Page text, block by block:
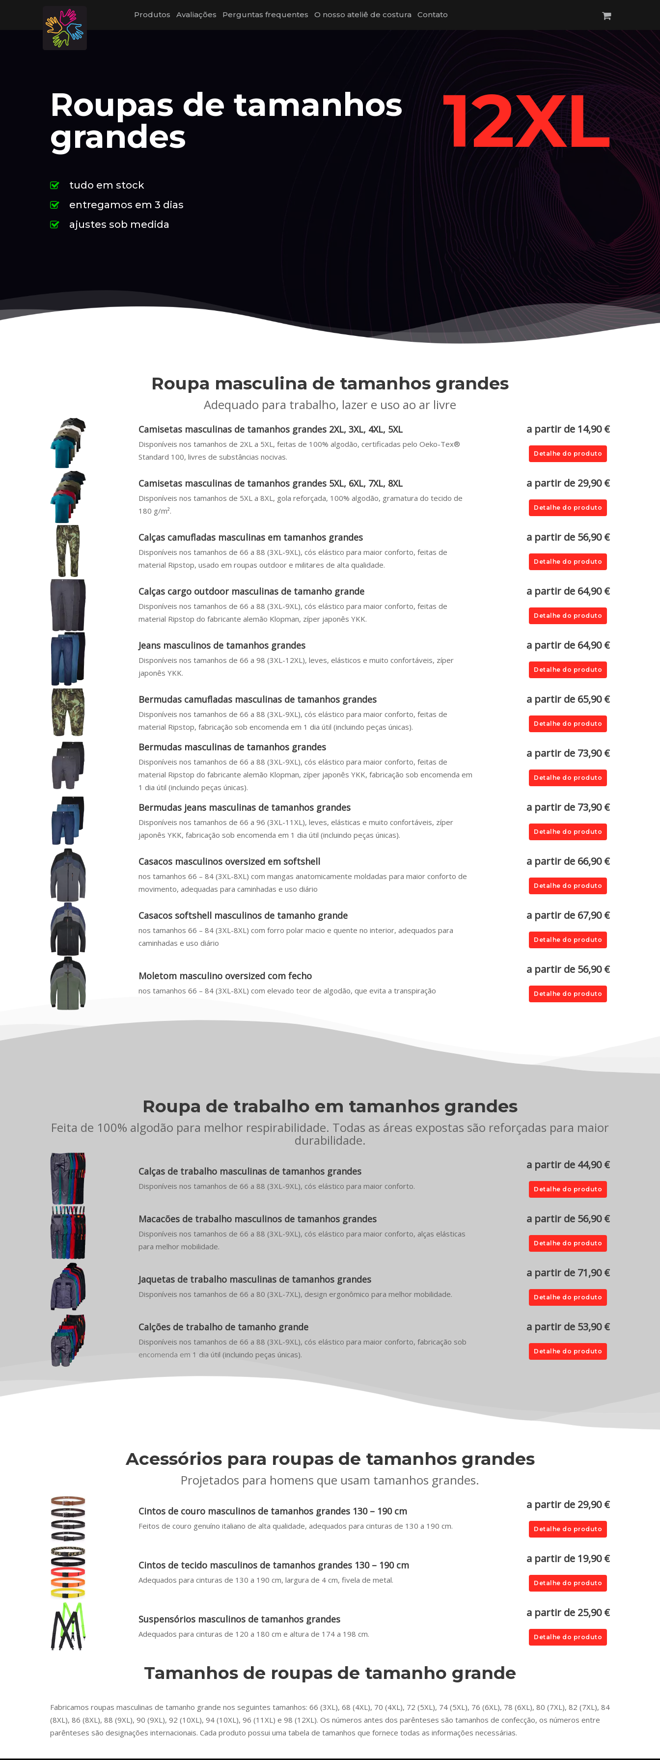
Produtos Avaliações Perguntas frequentes O nosso ateliê de costura Contato
Roupas de tamanhos
grandes
12XL
tudo em stock
entregamos em 3 dias
ajustes sob medida
Roupa masculina de tamanhos grandes
Adequado para trabalho, lazer e uso ao ar livre
Camisetas masculinas de tamanhos grandes 2XL, 3XL, 4XL, 5XL
Disponíveis nos tamanhos de 2XL a 5XL, feitas de 100% algodão, certificadas pelo Oeko-Tex®
Standard 100, livres de substâncias nocivas.
a partir de 14,90 €
Detalhe do produto
Camisetas masculinas de tamanhos grandes 5XL, 6XL, 7XL, 8XL
Disponíveis nos tamanhos de 5XL a 8XL, gola reforçada, 100% algodão, gramatura do tecido de
180 g/m².
a partir de 29,90 €
Detalhe do produto
Calças camufladas masculinas em tamanhos grandes
Disponíveis nos tamanhos de 66 a 88 (3XL-9XL), cós elástico para maior conforto, feitas de
material Ripstop, usado em roupas outdoor e militares de alta qualidade.
a partir de 56,90 €
Detalhe do produto
Calças cargo outdoor masculinas de tamanho grande
Disponíveis nos tamanhos de 66 a 88 (3XL-9XL), cós elástico para maior conforto, feitas de
material Ripstop do fabricante alemão Klopman, zíper japonês YKK.
a partir de 64,90 €
Detalhe do produto
Jeans masculinos de tamanhos grandes
Disponíveis nos tamanhos de 66 a 98 (3XL-12XL), leves, elásticos e muito confortáveis, zíper
japonês YKK.
a partir de 64,90 €
Detalhe do produto
Bermudas camufladas masculinas de tamanhos grandes
Disponíveis nos tamanhos de 66 a 88 (3XL-9XL), cós elástico para maior conforto, feitas de
material Ripstop, fabricação sob encomenda em 1 dia útil (incluindo peças únicas).
a partir de 65,90 €
Detalhe do produto
Bermudas masculinas de tamanhos grandes
Disponíveis nos tamanhos de 66 a 88 (3XL-9XL), cós elástico para maior conforto, feitas de
material Ripstop do fabricante alemão Klopman, zíper japonês YKK, fabricação sob encomenda em
1 dia útil (incluindo peças únicas).
a partir de 73,90 €
Detalhe do produto
Bermudas jeans masculinas de tamanhos grandes
Disponíveis nos tamanhos de 66 a 96 (3XL-11XL), leves, elásticas e muito confortáveis, zíper
japonês YKK, fabricação sob encomenda em 1 dia útil (incluindo peças únicas).
a partir de 73,90 €
Detalhe do produto
Casacos masculinos oversized em softshell
nos tamanhos 66 – 84 (3XL-8XL) com mangas anatomicamente moldadas para maior conforto de
movimento, adequadas para caminhadas e uso diário
a partir de 66,90 €
Detalhe do produto
Casacos softshell masculinos de tamanho grande
nos tamanhos 66 – 84 (3XL-8XL) com forro polar macio e quente no interior, adequados para
caminhadas e uso diário
a partir de 67,90 €
Detalhe do produto
Moletom masculino oversized com fecho
nos tamanhos 66 – 84 (3XL-8XL) com elevado teor de algodão, que evita a transpiração
a partir de 56,90 €
Detalhe do produto
Roupa de trabalho em tamanhos grandes
Feita de 100% algodão para melhor respirabilidade. Todas as áreas expostas são reforçadas para maior
durabilidade.
Calças de trabalho masculinas de tamanhos grandes
Disponíveis nos tamanhos de 66 a 88 (3XL-9XL), cós elástico para maior conforto.
a partir de 44,90 €
Detalhe do produto
Macacões de trabalho masculinos de tamanhos grandes
Disponíveis nos tamanhos de 66 a 88 (3XL-9XL), cós elástico para maior conforto, alças elásticas
para melhor mobilidade.
a partir de 56,90 €
Detalhe do produto
Jaquetas de trabalho masculinas de tamanhos grandes
Disponíveis nos tamanhos de 66 a 80 (3XL-7XL), design ergonômico para melhor mobilidade.
a partir de 71,90 €
Detalhe do produto
Calções de trabalho de tamanho grande
Disponíveis nos tamanhos de 66 a 88 (3XL-9XL), cós elástico para maior conforto, fabricação sob
encomenda em 1 dia útil (incluindo peças únicas).
a partir de 53,90 €
Detalhe do produto
Acessórios para roupas de tamanhos grandes
Projetados para homens que usam tamanhos grandes.
Cintos de couro masculinos de tamanhos grandes 130 – 190 cm
Feitos de couro genuíno italiano de alta qualidade, adequados para cinturas de 130 a 190 cm.
a partir de 29,90 €
Detalhe do produto
Cintos de tecido masculinos de tamanhos grandes 130 – 190 cm
Adequados para cinturas de 130 a 190 cm, largura de 4 cm, fivela de metal.
a partir de 19,90 €
Detalhe do produto
Suspensórios masculinos de tamanhos grandes
Adequados para cinturas de 120 a 180 cm e altura de 174 a 198 cm.
a partir de 25,90 €
Detalhe do produto
Tamanhos de roupas de tamanho grande
Fabricamos roupas masculinas de tamanho grande nos seguintes tamanhos: 66 (3XL), 68 (4XL), 70 (4XL), 72 (5XL), 74 (5XL), 76 (6XL), 78 (6XL), 80 (7XL), 82 (7XL), 84
(8XL), 86 (8XL), 88 (9XL), 90 (9XL), 92 (10XL), 94 (10XL), 96 (11XL) e 98 (12XL). Os números antes dos parênteses são tamanhos de confecção, os números entre
parênteses são designações internacionais. Cada produto possui uma tabela de tamanhos que fornece todas as informações necessárias.